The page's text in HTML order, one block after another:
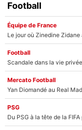
Football
Équipe de France
Football
Mercato Football
Yan Diomandé au Real
PSG